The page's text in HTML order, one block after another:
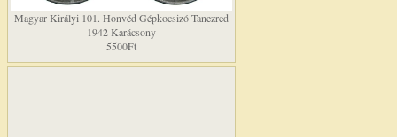
Magyar Királyi 101. Honvéd Gépkocsizó Tanezred
1942 Karácsony
5500Ft